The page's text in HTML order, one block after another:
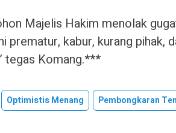
Majelis Hakim menolak
prematur, kabur, kurang pihak,
tegas Komang.***
Optimistis Menang Pembongkaran